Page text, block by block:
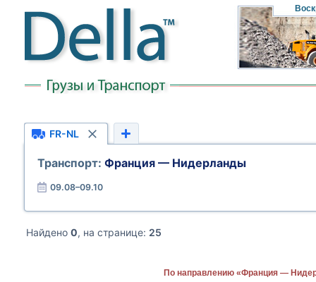
FR-NL
Транспорт: Франция — Нидерланды
09.08–09.10
Найдено 0, на странице: 25
По направлению «Франция —